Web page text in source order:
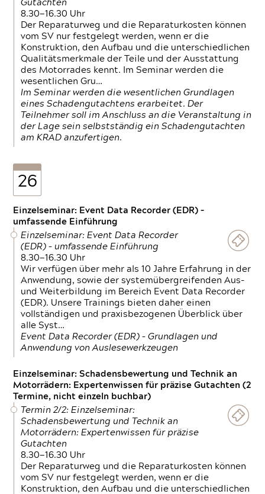
Gutachten
8.30—16.30 Uhr
Der Reparaturweg und die Reparaturkosten können
vom SV nur festgelegt werden, wenn er die
Konstruktion, den Aufbau und die unterschiedlichen
Qualitätsmerkmale der Teile und der Ausstattung
des Motorrades kennt. Im Seminar werden die
wesentlichen Gru…
Im Seminar werden die wesentlichen Grundlagen
eines Schadengutachtens erarbeitet. Der
Teilnehmer soll im Anschluss an die Veranstaltung in
der Lage sein selbstständig ein Schadengutachten
am KRAD anzufertigen.
26
Einzelseminar: Event Data Recorder (EDR) –
umfassende Einführung
Einzelseminar: Event Data Recorder
(EDR) – umfassende Einführung
8.30—16.30 Uhr
Wir verfügen über mehr als 10 Jahre Erfahrung in der
Anwendung, sowie der systemübergreifenden Aus-
und Weiterbildung im Bereich Event Data Recorder
(EDR). Unsere Trainings bieten daher einen
vollständigen und praxisbezogenen Überblick über
alle Syst…
Event Data Recorder (EDR) – Grundlagen und
Anwendung von Auslesewerkzeugen
Einzelseminar: Schadensbewertung und Technik an
Motorrädern: Expertenwissen für präzise Gutachten (2
Termine, nicht einzeln buchbar)
Termin 2/2: Einzelseminar:
Schadensbewertung und Technik an
Motorrädern: Expertenwissen für präzise
Gutachten
8.30—16.30 Uhr
Der Reparaturweg und die Reparaturkosten können
vom SV nur festgelegt werden, wenn er die
Konstruktion, den Aufbau und die unterschiedlichen